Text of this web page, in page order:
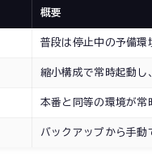
概要
普段は停止中の予備環
縮小構成で常時起動し
本番と同等の環境が常
バックアップから手動